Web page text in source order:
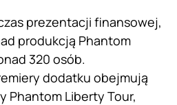
prezentacji finansowej,
produkcją Phantom
320 osób.
dodatku obejmują
Phantom Liberty Tour,